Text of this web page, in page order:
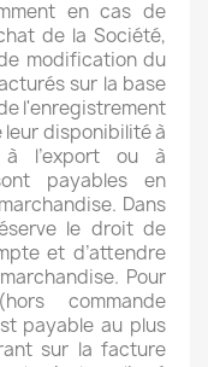
en cas de
de la Société,
modification du
sur la base
l'enregistrement
leur disponibilité à
à l’export ou à
payables en
Dans
le droit de
et d’attendre
Pour
commande
payable au plus
sur la facture